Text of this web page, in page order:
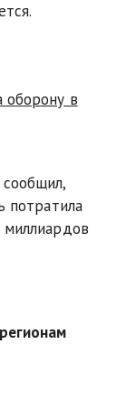
оборону в
потратила